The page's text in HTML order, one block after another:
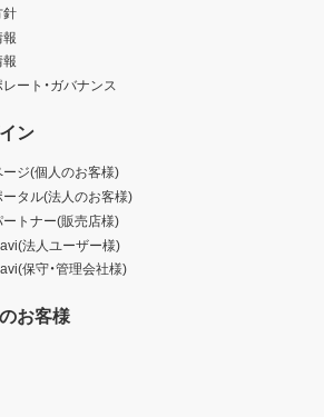
針
ート・ガバナンス
ン
ージ(個人のお客様)
タル(法人のお客様)
トナー(販売店様)
法人ユーザー様)
保守・管理会社様)
お客様